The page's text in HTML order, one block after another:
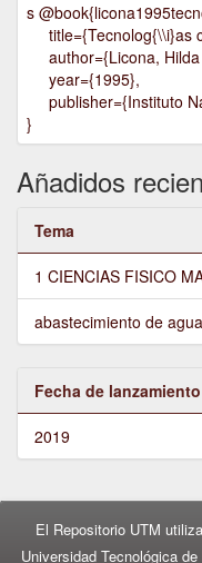
s
title={Tecnolog{\\i}as
author={Licona, Hilda
year={1995},
publisher={Instituto
}
Añadidos
Tema
1 CIENCIAS FISICO
abastecimiento de
Fecha de lanzamiento
2019
El Repositorio UTM
Universidad Tecnológica